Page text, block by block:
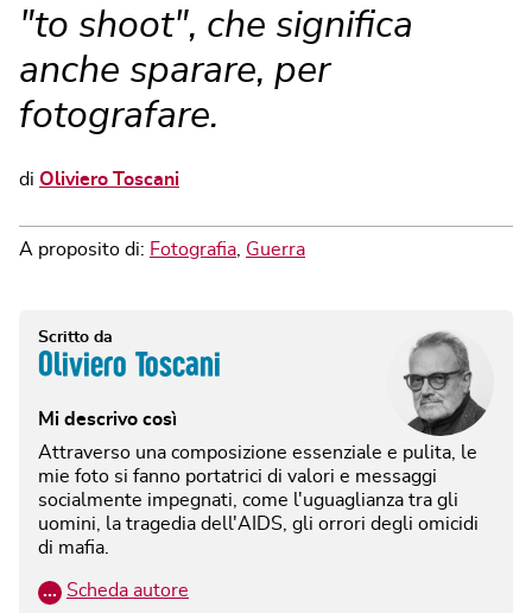
"to shoot", che significa
anche sparare, per
fotografare.
di Oliviero Toscani
A proposito di: Fotografia Guerra
Scritto da
Oliviero Toscani
Mi descrivo così
Attraverso una composizione essenziale e pulita, le
mie foto si fanno portatrici di valori e messaggi
socialmente impegnati, come l'uguaglianza tra gli
uomini, la tragedia dell'AIDS, gli orrori degli omicidi
di mafia.
… Scheda autore